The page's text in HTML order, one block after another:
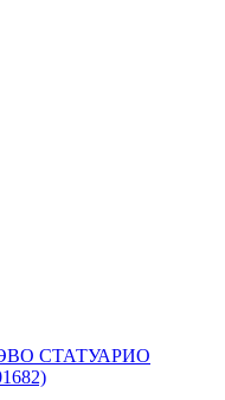
СТАТУАРИО